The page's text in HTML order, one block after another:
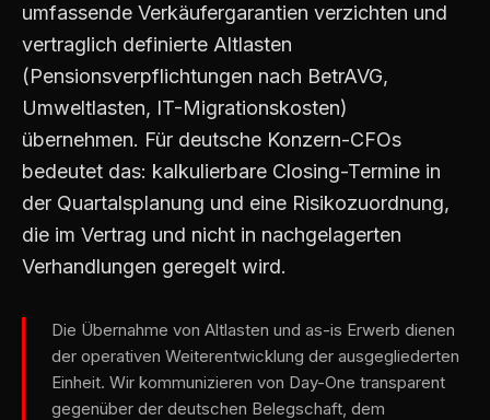
umfassende Verkäufergarantien verzichten und
vertraglich definierte Altlasten
(Pensionsverpflichtungen nach BetrAVG,
Umweltlasten, IT-Migrationskosten)
übernehmen. Für deutsche Konzern-CFOs
bedeutet das: kalkulierbare Closing-Termine in
der Quartalsplanung und eine Risikozuordnung,
die im Vertrag und nicht in nachgelagerten
Verhandlungen geregelt wird.
Die Übernahme von Altlasten und as-is Erwerb dienen
der operativen Weiterentwicklung der ausgegliederten
Einheit. Wir kommunizieren von Day-One transparent
gegenüber der deutschen Belegschaft, dem